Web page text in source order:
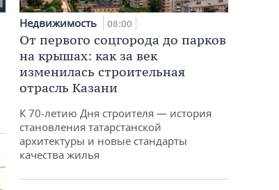
Недвижимость 08:00
От первого соцгорода до парков
на крышах: как за век
изменилась строительная
отрасль Казани
К 70-летию Дня строителя — история
становления татарстанской
архитектуры и новые стандарты
качества жилья